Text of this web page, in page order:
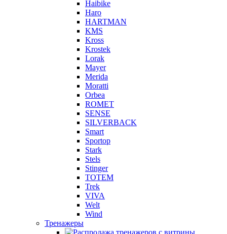
Haibike
Haro
HARTMAN
KMS
Kross
Krostek
Lorak
Mayer
Merida
Moratti
Orbea
ROMET
SENSE
SILVERBACK
Smart
Sportop
Stark
Stels
Stinger
TOTEM
Trek
VIVA
Welt
Wind
Тренажеры